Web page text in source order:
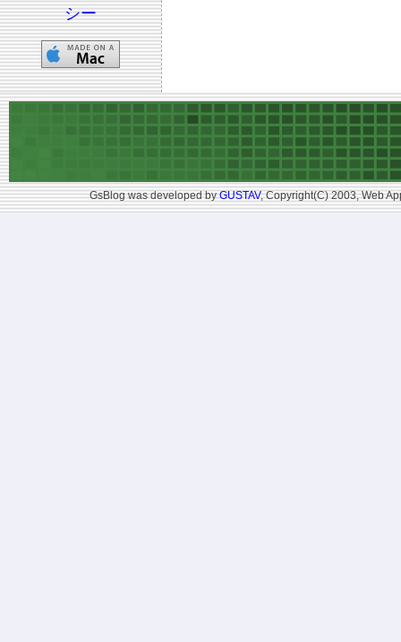
シー
GsBlog was developed byGUSTAV, Copyright(C) 2003, Web